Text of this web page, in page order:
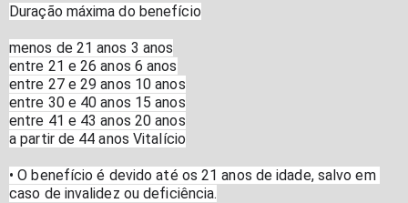
Duração máxima do benefício
menos de 21 anos 3 anos
entre 21 e 26 anos 6 anos
entre 27 e 29 anos 10 anos
entre 30 e 40 anos 15 anos
entre 41 e 43 anos 20 anos
a partir de 44 anos Vitalício
• O benefício é devido até os 21 anos de idade, salvo em
caso de invalidez ou deficiência.